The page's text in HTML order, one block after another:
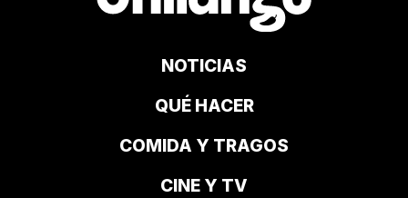
NOTICIAS
QUÉ HACER
COMIDA Y TRAGOS
CINE Y TV